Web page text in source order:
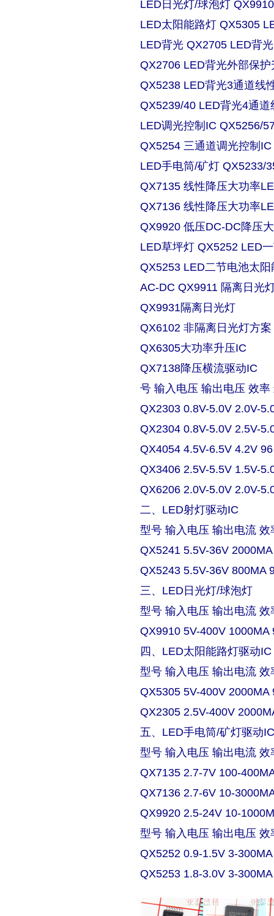
LED日光灯/球泡灯
LED太阳能路灯 QX5305
LED背光 QX2705 LED背
QX2706 LED背光外部保
QX5238 LED背光3通道线
QX5239/40 LED背光4通
LED调光控制IC QX5256/
QX5254 三通道调光控制
LED手电筒/矿灯 QX5233/
QX7135 线性降压大功率
QX7136 线性降压大功率
QX9920 低压DC-DC降压
LED草坪灯 QX5252 LED
QX5253 LED二节电池太
AC-DC QX9911 隔离日光
QX9931隔离日光灯
QX6102 非隔离日光灯方案
QX6305大功率升压IC
QX7138降压横流驱动IC
号 输入电压 输出电压 效率
QX2303 0.8V-5.0V 2.0V-
QX2304 0.8V-5.0V 2.5V-
QX4054 4.5V-6.5V 4.2V
QX3406 2.5V-5.5V 1.5V-
QX6206 2.0V-5.0V 2.0V-
二、LED射灯驱动IC
型号 输入电压 输出电流 效
QX5241 5.5V-36V
QX5243 5.5V-36V 800MA
三、LED日光灯/球泡灯
型号 输入电压 输出电流 效
QX9910 5V-400V 1000MA
四、LED太阳能路灯驱动IC
型号 输入电压 输出电流 效
QX5305 5V-400V 2000MA
QX2305 2.5V-400V
五、LED手电筒/矿灯驱动
型号 输入电压 输出电流 效
QX7135 2.7-7V 100-
QX7136 2.7-6V 10-
QX9920 2.5-24V 10-
型号 输入电压 输出电压 效
QX5252 0.9-1.5V 3-
QX5253 1.8-3.0V 3-